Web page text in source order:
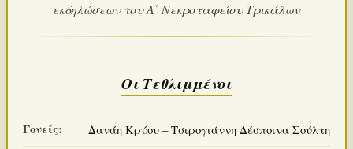
εκδηλώσεων του Α΄ Νεκροταφείου Τρικάλων
Οι Τεθλιμμένοι
Γονείς: Δανάη Κρύου – Τσιρογιάννη Δέσποινα Σούλτη